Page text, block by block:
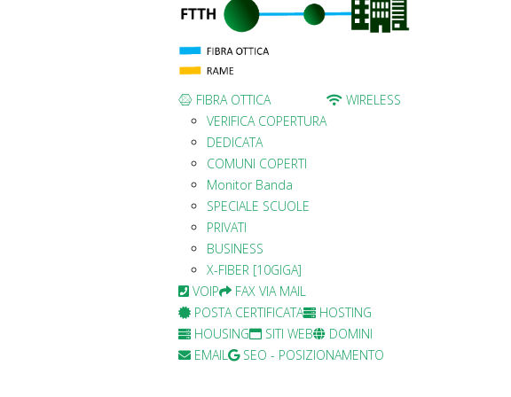
FIBRA OTTICA
VERIFICA COPERTURA
DEDICATA
COMUNI COPERTI
Monitor Banda
SPECIALE SCUOLE
PRIVATI
BUSINESS
X-FIBER [10GIGA]
WIRELESS
VOIP
FAX VIA MAIL
POSTA CERTIFICATA
HOSTING
HOUSING
SITI WEB
DOMINI
EMAIL
SEO - POSIZIONAMENTO